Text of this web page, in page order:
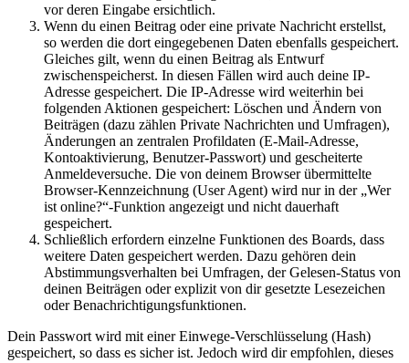
vor deren Eingabe ersichtlich.
Wenn du einen Beitrag oder eine private Nachricht erstellst,
so werden die dort eingegebenen Daten ebenfalls gespeichert.
Gleiches gilt, wenn du einen Beitrag als Entwurf
zwischenspeicherst. In diesen Fällen wird auch deine IP-
Adresse gespeichert. Die IP-Adresse wird weiterhin bei
folgenden Aktionen gespeichert: Löschen und Ändern von
Beiträgen (dazu zählen Private Nachrichten und Umfragen),
Änderungen an zentralen Profildaten (E-Mail-Adresse,
Kontoaktivierung, Benutzer-Passwort) und gescheiterte
Anmeldeversuche. Die von deinem Browser übermittelte
Browser-Kennzeichnung (User Agent) wird nur in der „Wer
ist online?“-Funktion angezeigt und nicht dauerhaft
gespeichert.
Schließlich erfordern einzelne Funktionen des Boards, dass
weitere Daten gespeichert werden. Dazu gehören dein
Abstimmungsverhalten bei Umfragen, der Gelesen-Status von
deinen Beiträgen oder explizit von dir gesetzte Lesezeichen
oder Benachrichtigungsfunktionen.
Dein Passwort wird mit einer Einwege-Verschlüsselung (Hash)
gespeichert, so dass es sicher ist. Jedoch wird dir empfohlen, dieses